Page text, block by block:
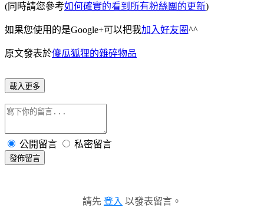
(同時請您參考如何確實的看到所有粉絲團的更新)
如果您使用的是Google+可以把我加入好友圈^^
原文發表於傻瓜狐狸的雜碎物品
載入更多
公開留言 私密留言
發佈留言
請先 登入 以發表留言。